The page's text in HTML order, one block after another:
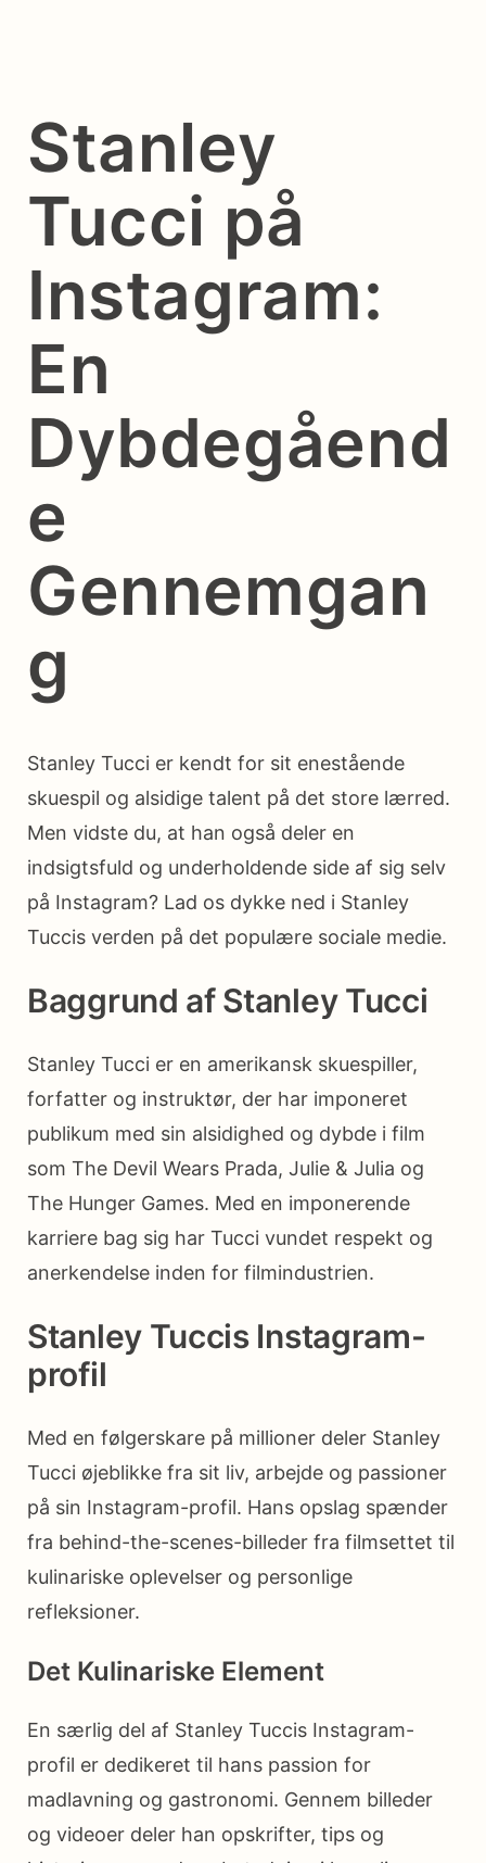
Stanley
Tucci på
Instagram:
En
Dybdegåend
e
Gennemgan
g
Stanley Tucci er kendt for sit enestående
skuespil og alsidige talent på det store lærred.
Men vidste du, at han også deler en
indsigtsfuld og underholdende side af sig selv
på Instagram? Lad os dykke ned i Stanley
Tuccis verden på det populære sociale medie.
Baggrund af Stanley Tucci
Stanley Tucci er en amerikansk skuespiller,
forfatter og instruktør, der har imponeret
publikum med sin alsidighed og dybde i film
som The Devil Wears Prada, Julie & Julia og
The Hunger Games. Med en imponerende
karriere bag sig har Tucci vundet respekt og
anerkendelse inden for filmindustrien.
Stanley Tuccis Instagram-
profil
Med en følgerskare på millioner deler Stanley
Tucci øjeblikke fra sit liv, arbejde og passioner
på sin Instagram-profil. Hans opslag spænder
fra behind-the-scenes-billeder fra filmsettet til
kulinariske oplevelser og personlige
refleksioner.
Det Kulinariske Element
En særlig del af Stanley Tuccis Instagram-
profil er dedikeret til hans passion for
madlavning og gastronomi. Gennem billeder
og videoer deler han opskrifter, tips og